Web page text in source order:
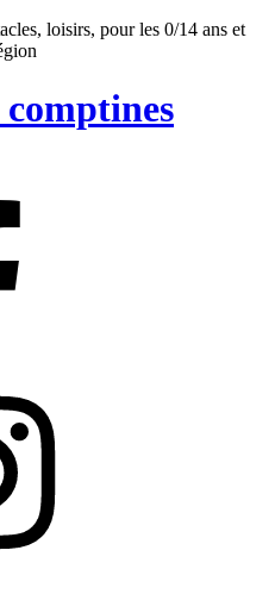
loisirs, pour les 0/14 ans et